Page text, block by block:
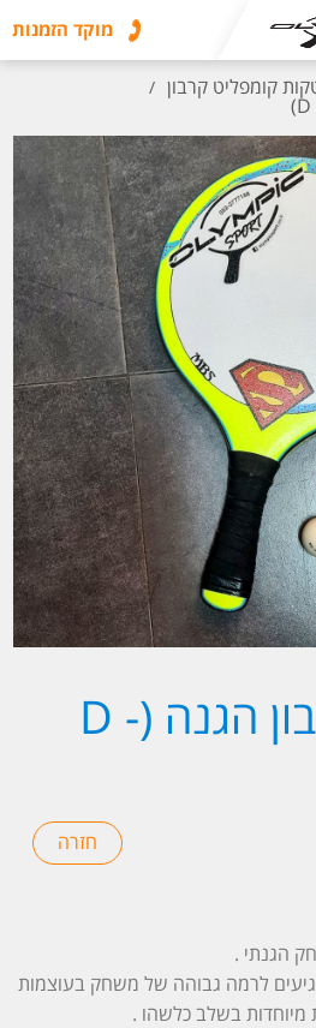
מוקד הזמנות
קומפליט קרבון /
קומפליט קרבון הגנה (D -
הגנתי .
לרמה גבוהה של משחק בעוצמות
בשלב כלשהו .